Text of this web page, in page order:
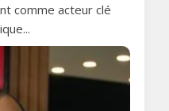
comme acteur clé